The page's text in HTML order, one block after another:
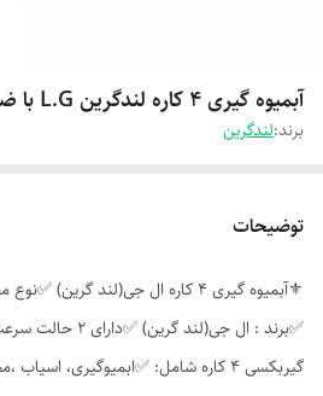
آبمیوه گیری ۴ کاره لندگرین L.G با ضمانت
برند:لندگرین
توضیحات
گیربکسی 4 کاره شامل: ✅ابمیوگیری،